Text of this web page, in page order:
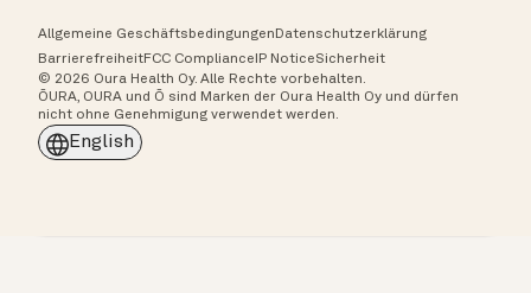
Allgemeine Geschäftsbedingungen Datenschutzerklärung
BarrierefreiheitFCC Compliance IP NoticeSicherheit
© 2026 Oura Health Oy. Alle Rechte vorbehalten.
ŌURA, OURA und Ō sind Marken der Oura Health Oy und dürfen
nicht ohne Genehmigung verwendet werden.
English